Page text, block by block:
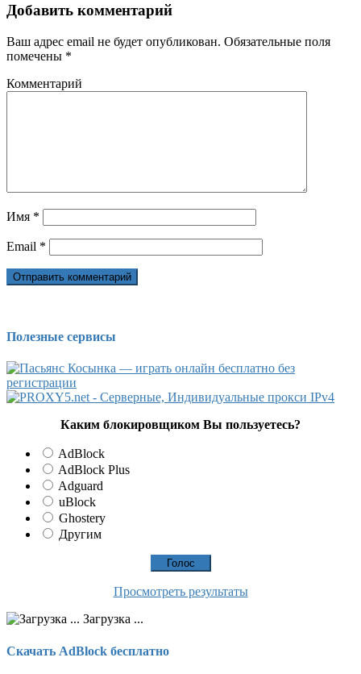
Добавить комментарий
Ваш адрес email не будет опубликован. Обязательные поля
помечены *
Комментарий
Имя *
Email *
Полезные сервисы
Каким блокировщиком Вы пользуетесь?
AdBlock
AdBlock Plus
Adguard
uBlock
Ghostery
Другим
Просмотреть результаты
Загрузка ...
Скачать AdBlock бесплатно